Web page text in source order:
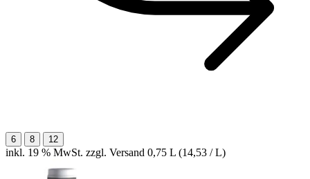
6 8 12
inkl. 19 % MwSt. zzgl. Versand 0,75 L (14,53 / L)